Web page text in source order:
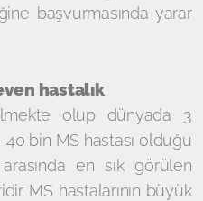
başvurmasında yarar
hastalık
olup dünyada 3
bin MS hastası olduğu
en sık görülen
MS hastalarının büyük